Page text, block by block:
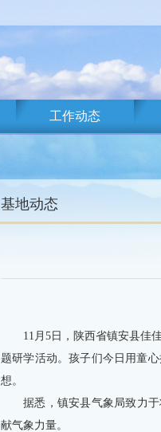
工作动态
基地动态
11月5日，陕西省镇安县佳
题研学活动。孩子们今日用童
想。
据悉，镇安县气象局致力
献气象力量。